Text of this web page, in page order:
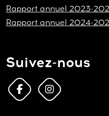
Rapport annuel 2023-
Rapport annuel 2024-
Suivez-nous